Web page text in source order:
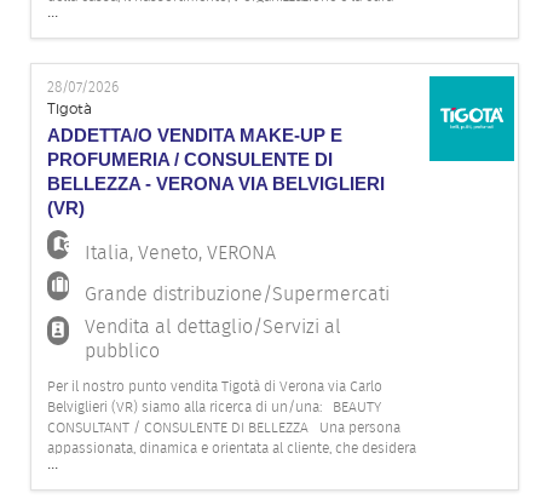
degli spazi espositivi e del magazzino. Il profilo ideale
dovrebbe possedere le seguenti caratteristiche:
...
28/07/2026
Tigotà
ADDETTA/O VENDITA MAKE-UP E
PROFUMERIA / CONSULENTE DI
BELLEZZA - VERONA VIA BELVIGLIERI
(VR)
Italia,Veneto,VERONA
Grande distribuzione/Supermercati
Vendita al dettaglio/Servizi al
pubblico
Per il nostro punto vendita Tigotà di Verona via Carlo
Belviglieri (VR) siamo alla ricerca di un/una: BEAUTY
CONSULTANT / CONSULENTE DI BELLEZZA Una persona
appassionata, dinamica e orientata al cliente, che desidera
trasformare ogni incontro in un'esperienza dedicata.
Entrerai a far parte del team del reparto profumeria,
...